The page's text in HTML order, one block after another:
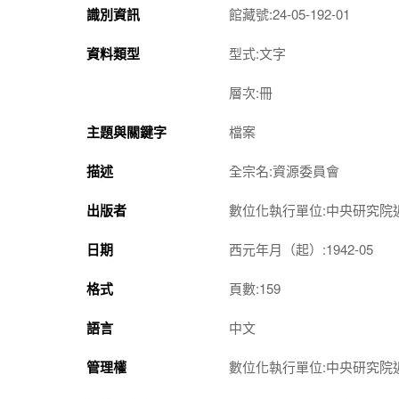
識別資訊 館藏號:24-05-192-01
資料類型 型式:文字
層次:冊
主題與關鍵字 檔案
描述 全宗名:資源委員會
出版者 數位化執行單位:中央研究院
日期 西元年月（起）:1942-05
格式 頁數:159
語言 中文
管理權 數位化執行單位:中央研究院